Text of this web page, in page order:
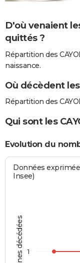
D'où venaient
quittés ?
Répartition des
naissance.
Où décèdent les
Répartition des
Qui sont les
Evolution du
Données
Insee)
1